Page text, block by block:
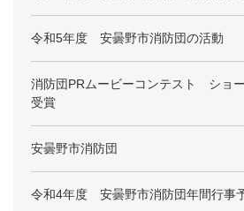
令和5年度 安曇野市消防団の活動
消防団PRムービーコンテスト ショ
受賞
安曇野市消防団
令和4年度 安曇野市消防団年間行事